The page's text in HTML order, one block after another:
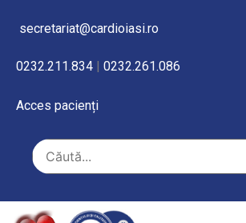
secretariat@cardioiasi.ro
0232.211.834 0232.261.086
Acces pacienți